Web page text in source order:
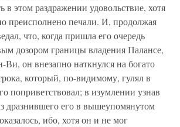
в этом раздражении удовольствие, хотя
преисполнено печали. И, продолжая
что, когда пришла его очередь
дозором границы владения Палансе,
Ви, он внезапно наткнулся на богато
который, по-видимому, гулял в
поприветствовал; в изумлении узнав
дразнившего его в вышеупомянутом
ибо, хотя он и не мог